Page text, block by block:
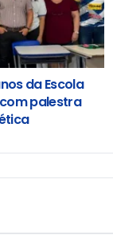
da Escola
palestra